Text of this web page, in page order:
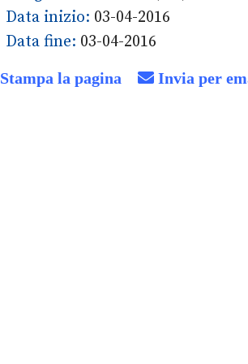
Data inizio: 03-04-2016
Data fine: 03-04-2016
Stampa la pagina Invia per